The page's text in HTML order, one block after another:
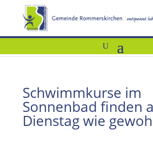
Schwimmkurse im
Sonnenbad finden
Dienstag wie